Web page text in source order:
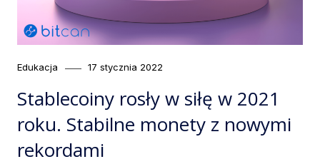
Category
Edukacja
Posted
17 stycznia 2022
Stablecoiny rosły w siłę w 2021
roku. Stabilne monety z nowymi
rekordami